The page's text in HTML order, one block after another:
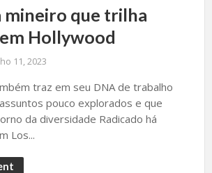
mineiro que trilha
Hollywood
11, 2023
traz em seu DNA de trabalho
pouco explorados e que
da diversidade Radicado há
Los...